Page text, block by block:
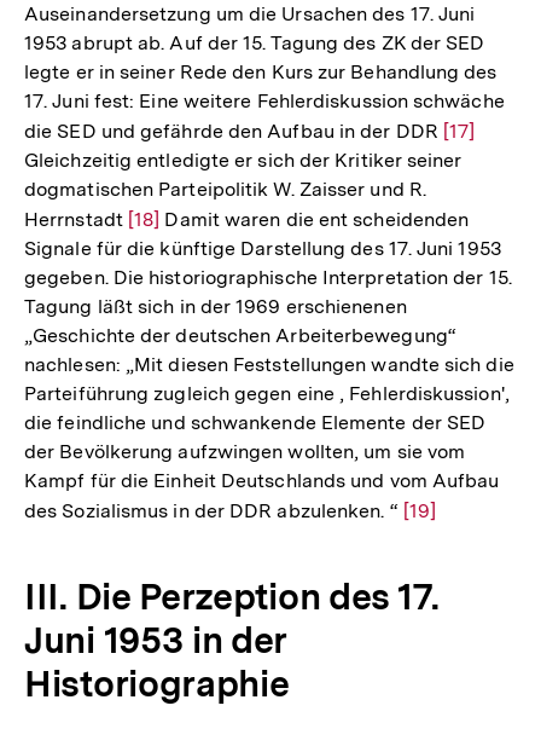
Auseinandersetzung um die Ursachen des 17. Juni
1953 abrupt ab. Auf der 15. Tagung des ZK der SED
legte er in seiner Rede den Kurs zur Behandlung des
17. Juni fest: Eine weitere Fehlerdiskussion schwäche
die SED und gefährde den Aufbau in der DDR Zur
Auflösung
Fußnote
[17]
Gleichzeitig entledigte er sich der Kritiker seiner
dogmatischen Parteipolitik W. Zaisser und R.
Herrnstadt Zur
Auflösung
der
Fußnote
[18] Damit waren die ent­ scheidenden
Signale für die künftige Darstellung des 17. Juni 1953
gegeben. Die historiographische Interpretation der 15.
Tagung läßt sich in der 1969 erschienenen
„Geschichte der deutschen Arbeiterbewegung“
nachlesen: „Mit diesen Feststellungen wandte sich die
Parteiführung zugleich gegen eine , Fehlerdiskussion',
die feindliche und schwankende Elemente der SED
der Bevölkerung aufzwingen wollten, um sie vom
Kampf für die Einheit Deutschlands und vom Aufbau
des Sozialismus in der DDR abzulenken. “ Zur
Fußnote
[19]
III. Die Perzeption des 17.
Juni 1953 in der
Historiographie